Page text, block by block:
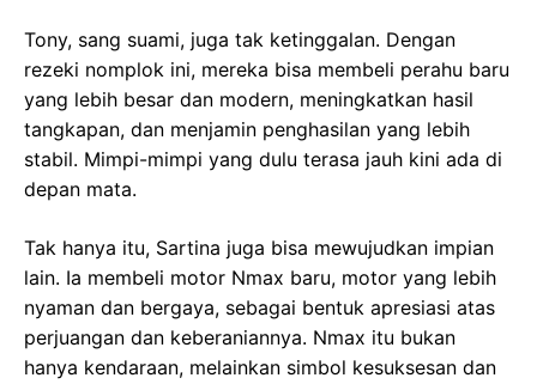
Tony, sang suami, juga tak ketinggalan. Dengan
rezeki nomplok ini, mereka bisa membeli perahu baru
yang lebih besar dan modern, meningkatkan hasil
tangkapan, dan menjamin penghasilan yang lebih
stabil. Mimpi-mimpi yang dulu terasa jauh kini ada di
depan mata.
Tak hanya itu, Sartina juga bisa mewujudkan impian
lain. Ia membeli motor Nmax baru, motor yang lebih
nyaman dan bergaya, sebagai bentuk apresiasi atas
perjuangan dan keberaniannya. Nmax itu bukan
hanya kendaraan, melainkan simbol kesuksesan dan